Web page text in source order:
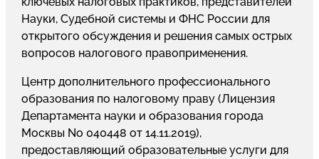
Науки, Судебной системы и ФНС России для
открытого обсуждения и решения самых острых
вопросов налогового правоприменения.
Центр дополнительного профессионального
образования по налоговому праву (Лицензия
Департамента науки и образования города
Москвы No 040448 от 14.11.2019),
предоставляющий образовательные услуги для